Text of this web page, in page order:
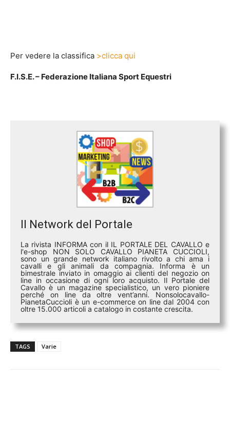
Per vedere la classifica >clicca qui
F.I.S.E. – Federazione Italiana Sport Equestri
Il Network del Portale
La rivista INFORMA con il IL PORTALE DEL CAVALLO e
l'e-shop NON SOLO CAVALLO PIANETA CUCCIOLI,
sono un grande network italiano rivolto a chi ama i
cavalli e gli animali da compagnia. Informa è un
bimestrale inviato in omaggio ai clienti del negozio on
line in occasione di ogni loro acquisto. Il Portale del
Cavallo è un magazine specialistico, un vero pioniere
perché on line da oltre vent’anni. Nonsolocavallo-
PianetaCuccioli è un e-commerce on line dal 2004 con
oltre 15.000 articoli a catalogo in costante crescita.
TAGS Varie